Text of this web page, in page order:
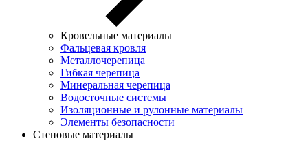
Кровельные материалы
Фальцевая кровля
Металлочерепица
Гибкая черепица
Минеральная черепица
Водосточные системы
Изоляционные и рулонные материалы
Элементы безопасности
Стеновые материалы